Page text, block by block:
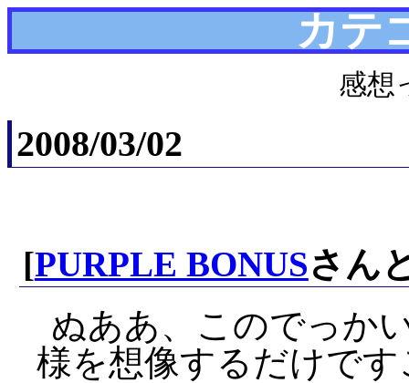
カテ
感想
2008/03/02
[PURPLE BONUSさん
ぬああ、このでっか
様を想像するだけで